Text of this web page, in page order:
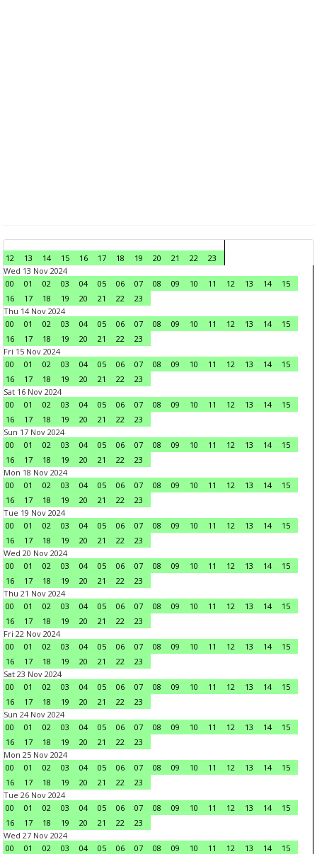
12 13 14 15 16 17 18 19 20 21 22
23
Wed 13 Nov 2024
00
01 02 03 04 05 06 07 08 09 10 11 12 13 14
15
16
17 18 19 20 21 22
23
Thu 14 Nov 2024
00
01 02 03 04 05 06 07 08 09 10 11 12 13 14
15
16
17 18 19 20 21 22
23
Fri 15 Nov 2024
00
01 02 03 04 05 06 07 08 09 10 11 12 13 14
15
16
17 18 19 20 21 22
23
Sat 16 Nov 2024
00
01 02 03 04 05 06 07 08 09 10 11 12 13 14
15
16
17 18 19 20 21 22
23
Sun 17 Nov 2024
00
01 02 03 04 05 06 07 08 09 10 11 12 13 14
15
16
17 18 19 20 21 22
23
Mon 18 Nov 2024
00
01 02 03 04 05 06 07 08 09 10 11 12 13 14
15
16
17 18 19 20 21 22
23
Tue 19 Nov 2024
00
01 02 03 04 05 06 07 08 09 10 11 12 13 14
15
16
17 18 19 20 21 22
23
Wed 20 Nov 2024
00
01 02 03 04 05 06 07 08 09 10 11 12 13 14
15
16
17 18 19 20 21 22
23
Thu 21 Nov 2024
00
01 02 03 04 05 06 07 08 09 10 11 12 13 14
15
16
17 18 19 20 21 22
23
Fri 22 Nov 2024
00
01 02 03 04 05 06 07 08 09 10 11 12 13 14
15
16
17 18 19 20 21 22
23
Sat 23 Nov 2024
00
01 02 03 04 05 06 07 08 09 10 11 12 13 14
15
16
17 18 19 20 21 22
23
Sun 24 Nov 2024
00
01 02 03 04 05 06 07 08 09 10 11 12 13 14
15
16
17 18 19 20 21 22
23
Mon 25 Nov 2024
00
01 02 03 04 05 06 07 08 09 10 11 12 13 14
15
16
17 18 19 20 21 22
23
Tue 26 Nov 2024
00
01 02 03 04 05 06 07 08 09 10 11 12 13 14
15
16
17 18 19 20 21 22
23
Wed 27 Nov 2024
00
01 02 03 04 05 06 07 08 09 10 11 12 13 14
15